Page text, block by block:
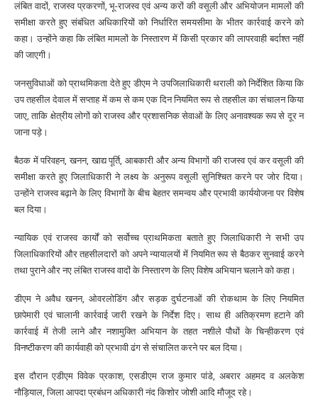
लंबित वादों, राजस्व प्रकरणों, भू-राजस्व एवं अन्य करों की वसूली और अभियोजन मामलों की
समीक्षा करते हुए संबंधित अधिकारियों को निर्धारित समयसीमा के भीतर कार्रवाई करने को
कहा। उन्होंने कहा कि लंबित मामलों के निस्तारण में किसी प्रकार की लापरवाही बर्दाश्त नहीं
की जाएगी।
जनसुविधाओं को प्राथमिकता देते हुए डीएम ने उपजिलाधिकारी थराली को निर्देशित किया कि
उप तहसील देवाल में सप्ताह में कम से कम एक दिन नियमित रूप से तहसील का संचालन किया
जाए, ताकि क्षेत्रीय लोगों को राजस्व और प्रशासनिक सेवाओं के लिए अनावश्यक रूप से दूर न
जाना पड़े।
बैठक में परिवहन, खनन, खाद्य पूर्ति, आबकारी और अन्य विभागों की राजस्व एवं कर वसूली की
समीक्षा करते हुए जिलाधिकारी ने लक्ष्य के अनुरूप वसूली सुनिश्चित करने पर जोर दिया।
उन्होंने राजस्व बढ़ाने के लिए विभागों के बीच बेहतर समन्वय और प्रभावी कार्ययोजना पर विशेष
बल दिया।
न्यायिक एवं राजस्व कार्यों को सर्वोच्च प्राथमिकता बताते हुए जिलाधिकारी ने सभी उप
जिलाधिकारियों और तहसीलदारों को अपने न्यायालयों में नियमित रूप से बैठकर सुनवाई करने
तथा पुराने और नए लंबित राजस्व वादों के निस्तारण के लिए विशेष अभियान चलाने को कहा।
डीएम ने अवैध खनन, ओवरलोडिंग और सड़क दुर्घटनाओं की रोकथाम के लिए नियमित
छापेमारी एवं चालानी कार्रवाई जारी रखने के निर्देश दिए। साथ ही अतिक्रमण हटाने की
कार्रवाई में तेजी लाने और नशामुक्ति अभियान के तहत नशीले पौधों के चिन्हीकरण एवं
विनष्टीकरण की कार्यवाही को प्रभावी ढंग से संचालित करने पर बल दिया।
इस दौरान एडीएम विवेक प्रकाश, एसडीएम राज कुमार पांडे, अबरार अहमद व अलकेश
नौड़ियाल, जिला आपदा प्रबंधन अधिकारी नंद किशोर जोशी आदि मौजूद रहे।